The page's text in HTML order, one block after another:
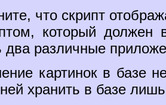
что скрипт
который должен
два различные
картинок в базе
хранить в базе